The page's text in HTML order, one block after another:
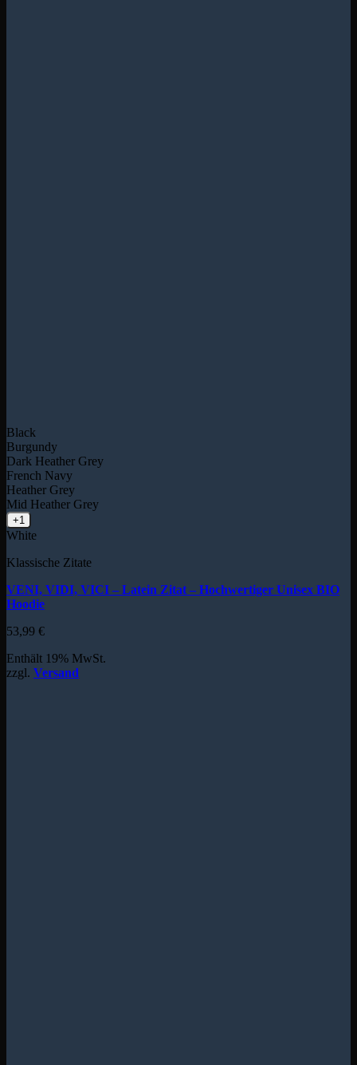
Black
Burgundy
Dark Heather Grey
French Navy
Heather Grey
Mid Heather Grey
+1
White
Klassische Zitate
VENI, VIDI, VICI – Latein Zitat – Hochwertiger Unisex BIO
Hoodie
53,99 €
Enthält 19% MwSt.
zzgl. Versand